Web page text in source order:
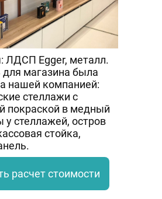
ЛДСП Egger, металл.
для магазина была
нашей компанией:
стеллажи с
покраской в медный
у стеллажей, остров
стойка,
расчет стоимости